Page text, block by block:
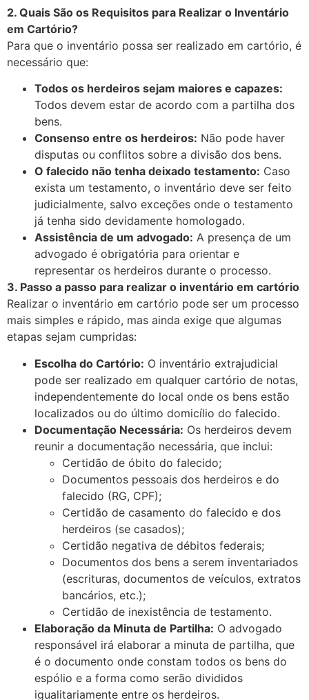
2. Quais São os Requisitos para Realizar o Inventário
em Cartório?
Para que o inventário possa ser realizado em cartório, é
necessário que:
Todos os herdeiros sejam maiores e capazes:
Todos devem estar de acordo com a partilha dos
bens.
Consenso entre os herdeiros: Não pode haver
disputas ou conflitos sobre a divisão dos bens.
O falecido não tenha deixado testamento: Caso
exista um testamento, o inventário deve ser feito
judicialmente, salvo exceções onde o testamento
já tenha sido devidamente homologado.
Assistência de um advogado: A presença de um
advogado é obrigatória para orientar e
representar os herdeiros durante o processo.
3. Passo a passo para realizar o inventário em cartório
Realizar o inventário em cartório pode ser um processo
mais simples e rápido, mas ainda exige que algumas
etapas sejam cumpridas:
Escolha do Cartório: O inventário extrajudicial
pode ser realizado em qualquer cartório de notas,
independentemente do local onde os bens estão
localizados ou do último domicílio do falecido.
Documentação Necessária: Os herdeiros devem
reunir a documentação necessária, que inclui:
Certidão de óbito do falecido;
Documentos pessoais dos herdeiros e do
falecido (RG, CPF);
Certidão de casamento do falecido e dos
herdeiros (se casados);
Certidão negativa de débitos federais;
Documentos dos bens a serem inventariados
(escrituras, documentos de veículos, extratos
bancários, etc.);
Certidão de inexistência de testamento.
Elaboração da Minuta de Partilha: O advogado
responsável irá elaborar a minuta de partilha, que
é o documento onde constam todos os bens do
espólio e a forma como serão divididos
igualitariamente entre os herdeiros.